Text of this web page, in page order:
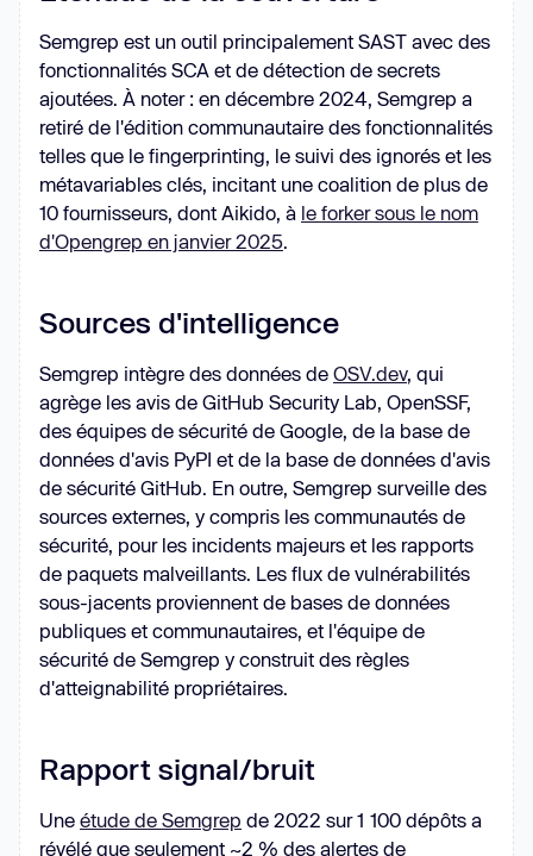
Semgrep est un outil principalement SAST avec des
fonctionnalités SCA et de détection de secrets
ajoutées. À noter : en décembre 2024, Semgrep a
retiré de l'édition communautaire des fonctionnalités
telles que le fingerprinting, le suivi des ignorés et les
métavariables clés, incitant une coalition de plus de
10 fournisseurs, dont Aikido, à le forker sous le nom
d'Opengrep en janvier 2025.
Sources d'intelligence
Semgrep intègre des données de OSV.dev, qui
agrège les avis de GitHub Security Lab, OpenSSF,
des équipes de sécurité de Google, de la base de
données d'avis PyPI et de la base de données d'avis
de sécurité GitHub. En outre, Semgrep surveille des
sources externes, y compris les communautés de
sécurité, pour les incidents majeurs et les rapports
de paquets malveillants. Les flux de vulnérabilités
sous-jacents proviennent de bases de données
publiques et communautaires, et l'équipe de
sécurité de Semgrep y construit des règles
d'atteignabilité propriétaires.
Rapport signal/bruit
Une étude de Semgrep de 2022 sur 1 100 dépôts a
révélé que seulement ~2 % des alertes de